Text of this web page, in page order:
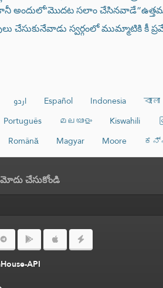
కానీ అందులో'మొదట సలాం
చేసుకునేవాడు స్వర్గంలో ముమ్మాటికి కీ
اردو Español Indonesia বাংলা
Português മലയാളം Kiswahili
Română
Magyar Moore
చేసుకోండి
API